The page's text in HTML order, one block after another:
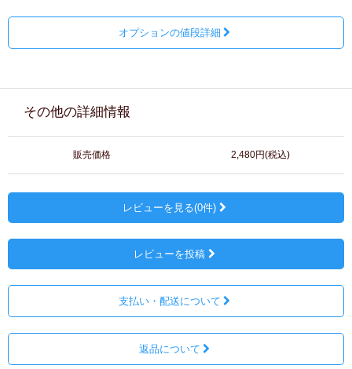
オプションの値段詳細
その他の詳細情報
販売価格 2,480円(税込)
レビューを見る(0件)
レビューを投稿
支払い・配送について
返品について